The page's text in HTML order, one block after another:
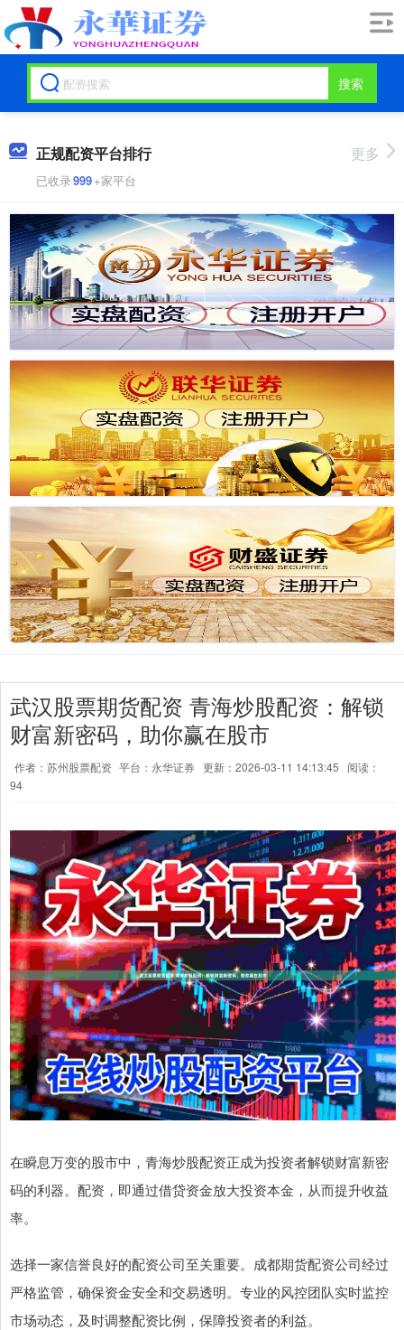
搜索
正规配资平台排行
已收录999+家平台
更多
武汉股票期货配资 青海炒股配资：解锁
财富新密码，助你赢在股市
作者：苏州股票配资 平台：永华证券 更新：2026-03-11 14:13:45
阅读：
94
在瞬息万变的股市中，青海炒股配资正成为投资者解锁财富新密
码的利器。配资，即通过借贷资金放大投资本金，从而提升收益
率。
选择一家信誉良好的配资公司至关重要。成都期货配资公司经过
严格监管，确保资金安全和交易透明。专业的风控团队实时监控
市场动态，及时调整配资比例，保障投资者的利益。